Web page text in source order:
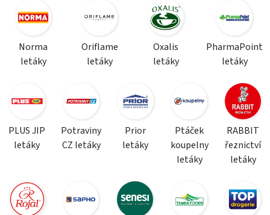
Norma
letáky
Oriflame
letáky
Oxalis
letáky
PharmaPoint
letáky
PLUS JIP
letáky
Potraviny
CZ letáky
Prior
letáky
Ptáček
koupelny
letáky
RABBIT
řeznictví
letáky